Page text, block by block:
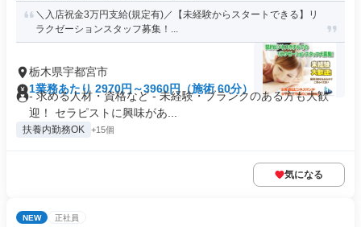
＼入店祝金3万円支給(規定有)／【未経験からスタートできる】リ
ラクゼーションスタッフ募集！...
栃木県宇都宮市
1業務あたり 2970円～3960円（施術 60分）
- 求める人材・資格など - 未経験・ブランクのある方も大歓
迎！ セラピストに興味があ...
扶養内勤務OK +15個
気になる
NEW 正社員